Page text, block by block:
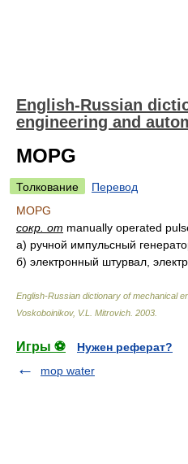
English-Russian
engineering and
MOPG
Толкование
Перевод
MOPG
сокр. от manually operated
а) ручной импульсный
б) электронный штурвал,
English-Russian dictionary of mechanical
Voskoboinikov, V.L. Mitrovich 2003
Игры ⚽
Нужен реферат?
mop water